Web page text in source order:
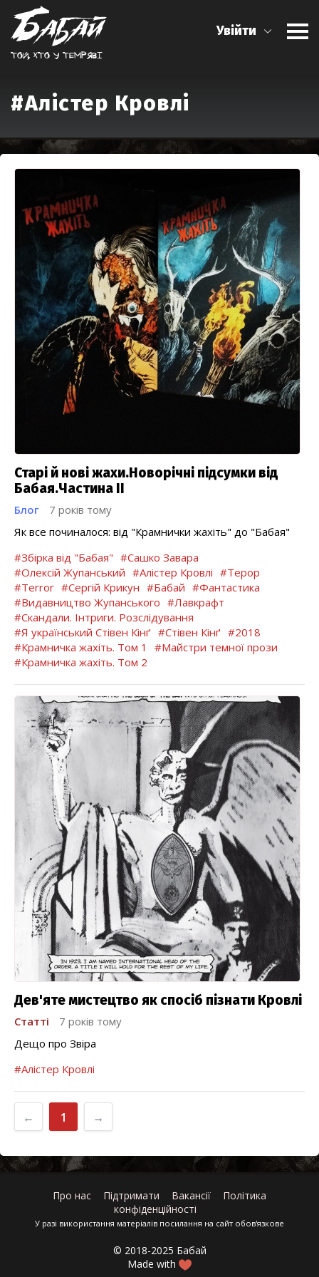
Той, хто у темрявi
Увійти
#Алістер Кровлі
Старі й нові жахи.Новорічні підсумки від
Бабая.Частина ІІ
Блог
7 років тому
Як все починалося: від "Крамнички жахіть" до "Бабая"
#Збірка від "Бабая" #Сашко Завара
#Олексій Жупанський #Алістер Кровлі #Терор
#Terror #Сергій Крикун #Бабай #Фантастика
#Видавництво Жупанського #Лавкрафт
#Скандали. Інтриги. Розслідування
#Я український Стівен Кінґ #Стівен Кінґ #2018
#Крамничка жахіть. Том 1
#Майстри темної прози
#Крамничка жахіть. Том 2
Дев'яте мистецтво як спосіб пізнати Кровлі
Статті
7 років тому
Дещо про Звіра
#Алістер Кровлі
← 1 →
Про нас Підтримати Вакансії
Політика
конфіденційності
У разі використання матеріалів посилання на сайт обов'язкове
© 2018-2025 Бабай
Made with